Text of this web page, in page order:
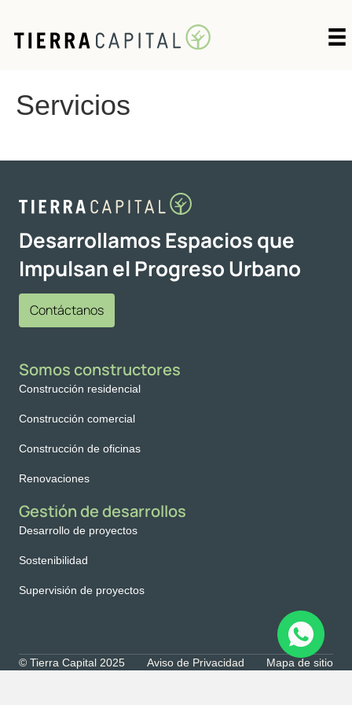
Servicios
Desarrollamos Espacios que
Impulsan el Progreso Urbano
Contáctanos
Somos constructores
Construcción residencial
Construcción comercial
Construcción de oficinas
Renovaciones
Gestión de desarrollos
Desarrollo de proyectos
Sostenibilidad
Supervisión de proyectos
© Tierra Capital 2025 Aviso de Privacidad Mapa de sitio